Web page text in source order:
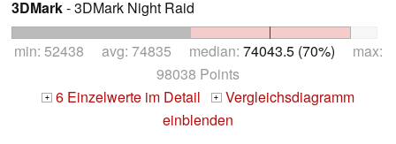
3DMark- 3DMark Night Raid
min: 52438 avg: 74835 median: 74043.5 (70%) max:
98038 Points
+ 6 Einzelwerte im Detail + Vergleichsdiagramm
einblenden